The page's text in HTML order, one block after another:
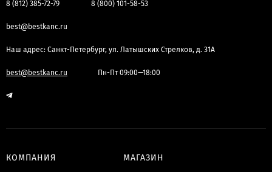
8 (812) 385-72-79 8 (800) 101-58-53
best@bestkanc.ru
Наш адрес: Санкт-Петербург, ул. Латышских Стрелков, д. 31А
best@bestkanc.ru Пн-Пт 09:00—18:00
КОМПАНИЯ МАГАЗИН